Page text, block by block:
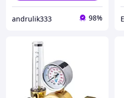
andrulik333 98%